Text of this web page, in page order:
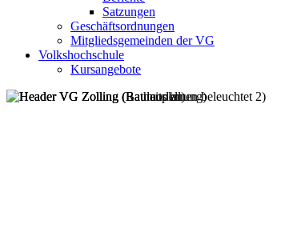
Satzungen
Geschäftsordnungen
Mitgliedsgemeinden der VG
Volkshochschule
Kursangebote